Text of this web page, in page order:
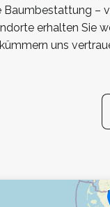
–
erhalten Sie
uns